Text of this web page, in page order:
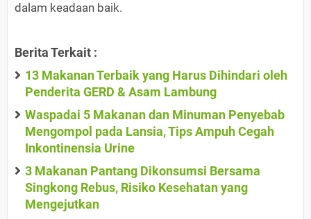
dalam keadaan baik.
Berita Terkait :
13 Makanan Terbaik yang Harus Dihindari oleh
Penderita GERD & Asam Lambung
Waspadai 5 Makanan dan Minuman Penyebab
Mengompol pada Lansia, Tips Ampuh Cegah
Inkontinensia Urine
3 Makanan Pantang Dikonsumsi Bersama
Singkong Rebus, Risiko Kesehatan yang
Mengejutkan